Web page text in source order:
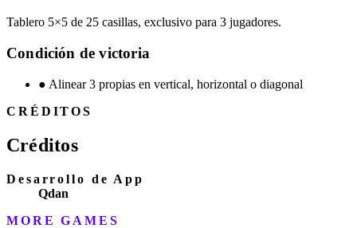
Tablero 5×5 de 25 casillas, exclusivo para 3 jugadores.
Condición de victoria
● Alinear 3 propias en vertical, horizontal o diagonal
CRÉDITOS
Créditos
Desarrollo de App
Qdan
MORE GAMES